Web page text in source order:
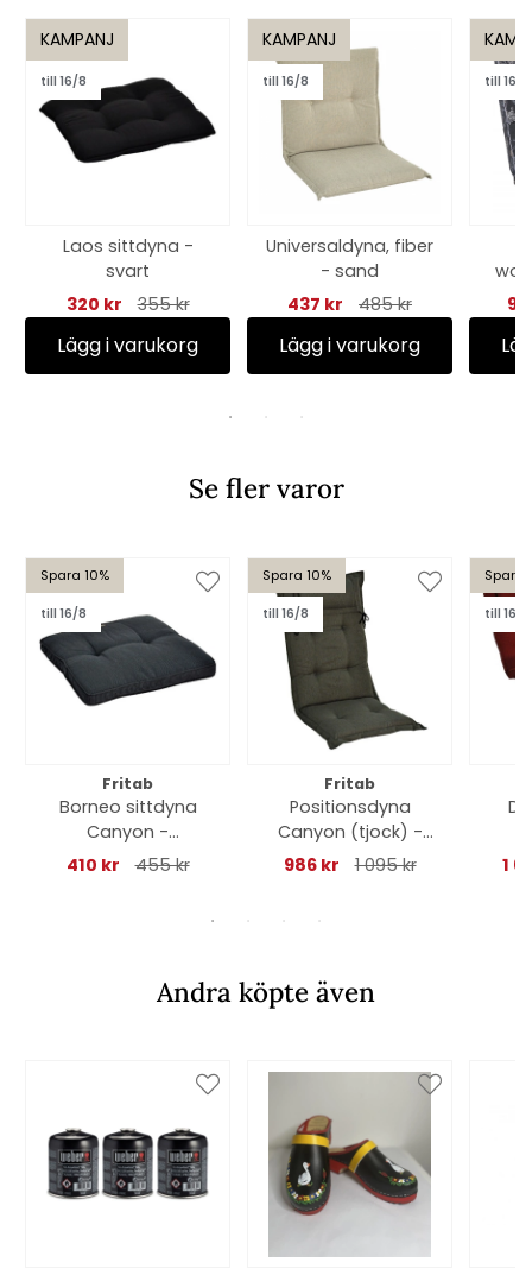
KAMPANJ
till 16/8
Laos sittdyna -
svart
320 kr
355 kr
Lägg i varukorg
KAMPANJ
till 16/8
Universaldyna, fiber
- sand
437 kr
485 kr
Lägg i varukorg
till 16/8
Se fler varor
Spara 10%
till 16/8
Fritab
Borneo sittdyna
Canyon -
antracitgrå struktur
410 kr 455 kr
Spara 10%
till 16/8
Fritab
Positionsdyna
Canyon (tjock) -
taupe struktur
986 kr 1 095 kr
Spara
till 16/8
1
Andra köpte även